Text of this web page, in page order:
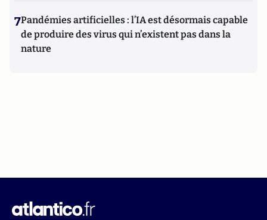
7Pandémies artificielles : l’IA est désormais capable
de produire des virus qui n’existent pas dans la
nature